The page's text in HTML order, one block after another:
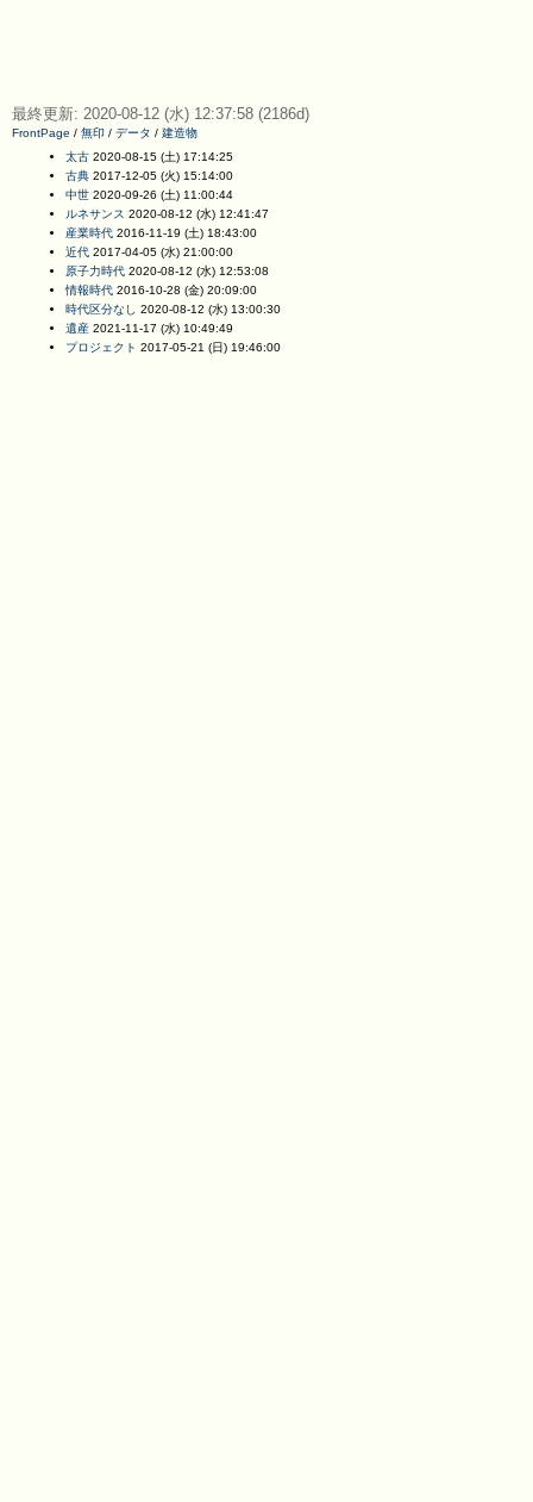
最終更新: 2020-08-12 (水) 12:37:58 (2186d)
FrontPage / 無印 / データ / 建造物
太古 2020-08-15 (土) 17:14:25
古典 2017-12-05 (火) 15:14:00
中世 2020-09-26 (土) 11:00:44
ルネサンス 2020-08-12 (水) 12:41:47
産業時代 2016-11-19 (土) 18:43:00
近代 2017-04-05 (水) 21:00:00
原子力時代 2020-08-12 (水) 12:53:08
情報時代 2016-10-28 (金) 20:09:00
時代区分なし 2020-08-12 (水) 13:00:30
遺産 2021-11-17 (水) 10:49:49
プロジェクト 2017-05-21 (日) 19:46:00